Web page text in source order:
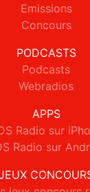
Emissions
Concours
PODCASTS
Podcasts
Webradios
APPS
Radio sur
Radio sur